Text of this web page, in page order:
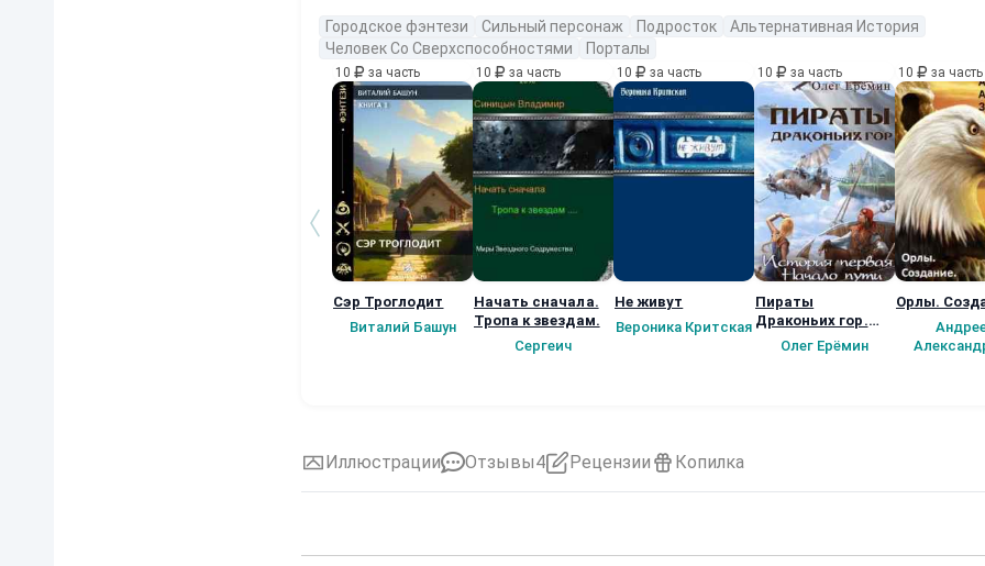
Городское фэнтези Сильный персонаж Подросток
Альтернативная История
Человек Со Сверхспособностями
Порталы
10 за часть
Сэр Троглодит
Виталий Башун
10 за часть
Начать сначала.
Тропа к звездам.
Сергеич
10 за часть
Не живут
Вероника Критская
10 за часть
Пираты
Драконьих гор.
История первая.
Начало пути.
Олег Ерёмин
10 за часть
Орлы.
Иллюстрации Отзывы4 Рецензии Копилка